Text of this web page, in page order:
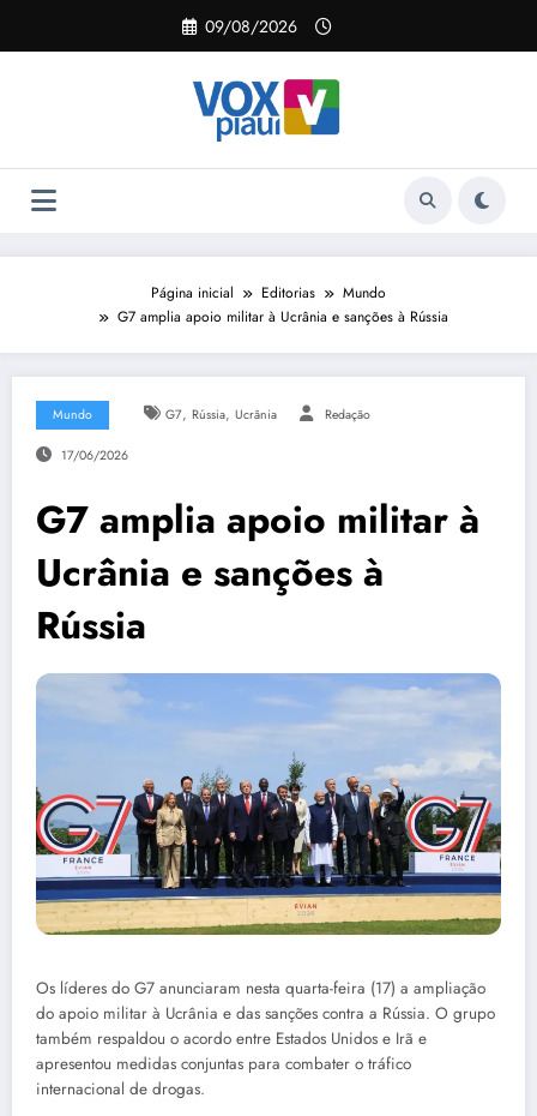
o
09/08/2026
Página inicial Editorias
Mundo
G7 amplia apoio militar à Ucrânia e sanções à Rússia
Mundo G7, Rússia, Ucrânia Redação
17/06/2026
G7 amplia apoio militar à
Ucrânia e sanções à
Rússia
Os líderes do G7 anunciaram nesta quarta-feira (17) a ampliação
do apoio militar à Ucrânia e das sanções contra a Rússia. O grupo
também respaldou o acordo entre Estados Unidos e Irã e
apresentou medidas conjuntas para combater o tráfico
internacional de drogas.